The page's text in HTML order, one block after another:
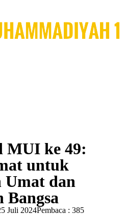
MUI ke 49:
untuk
Umat dan
Bangsa
Juli 2024Pembaca : 385